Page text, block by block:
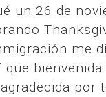
un 26 de
me
que
por